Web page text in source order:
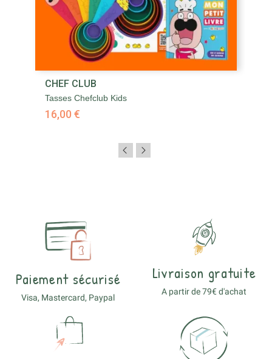
CHEF CLUB
Tasses Chefclub Kids
16,00 €
Paiement sécurisé
Visa, Mastercard, Paypal
Livraison gratuite
A partir de 79€ d'achat